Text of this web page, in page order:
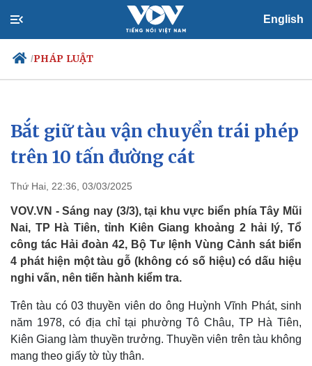
English
/PHÁP LUẬT
Chính trị
Đảng
Tổ chức nhân sự
Nhận diện sự thật
Xã hội
Tin 24h
Dự báo thời tiết
Việc làm
Biển đảo
Bắt giữ tàu vận chuyển trái phép
trên 10 tấn đường cát
Thứ Hai, 22:36, 03/03/2025
VOV.VN - Sáng nay (3/3), tại khu vực biển phía Tây Mũi
Nai, TP Hà Tiên, tỉnh Kiên Giang khoảng 2 hải lý, Tổ
công tác Hải đoàn 42, Bộ Tư lệnh Vùng Cảnh sát biển
4 phát hiện một tàu gỗ (không có số hiệu) có dấu hiệu
nghi vấn, nên tiến hành kiểm tra.
Trên tàu có 03 thuyền viên do ông Huỳnh Vĩnh Phát, sinh
năm 1978, có địa chỉ tại phường Tô Châu, TP Hà Tiên,
Kiên Giang làm thuyền trưởng. Thuyền viên trên tàu không
mang theo giấy tờ tùy thân.